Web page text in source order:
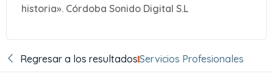
historia». Córdoba Sonido Digital S.L
Regresar a los resultadosServicios Profesionales